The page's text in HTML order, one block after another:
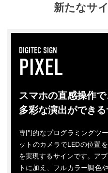
新たなサ
DIGITEC SIGN
PIXEL
スマホの直感操作で
多彩な演出ができ
専門的なプログラミングツ
ットのカメラでLEDの位置
を実現するサインです。ア
トに加え、フルカラー調色